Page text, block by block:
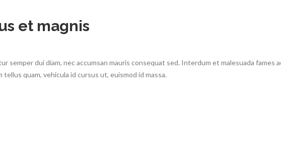
et magnis
semper dui diam, nec accumsan mauris consequat sed. Interdum et malesuada fames
quam, vehicula id cursus ut, euismod id massa.